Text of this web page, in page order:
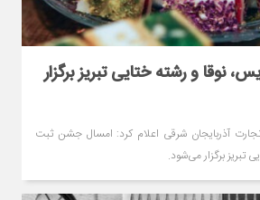
و رشته ختایی تبریز برگزار
آذربایجان‌ شرقی اعلام کرد: امسال جشن ثبت
تبریز برگزار می‌شود.